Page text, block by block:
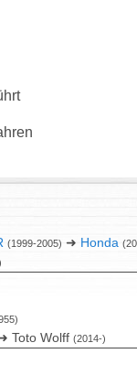
(1999-2005) ➜ Honda
Toto Wolff (2014-)